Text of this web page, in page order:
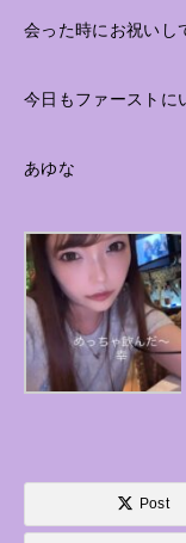
会った時にお祝いし
今日もファーストに
あゆな
Post